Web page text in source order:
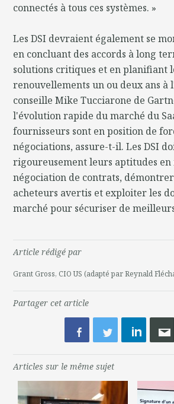
connectés à tous ces systèmes. »
Les DSI devraient également se
en concluant des accords à long
solutions critiques et en planifiant
renouvellements un ou deux ans à
conseille Mike Tucciarone de
l'évolution rapide du marché du
fournisseurs sont en position de
négociations, assure-t-il. Les DSI
rigoureusement leurs aptitudes en
négociation de contrats,
acheteurs avertis et exploiter les
marché pour sécuriser de
Article rédigé par
Grant Gross, CIO US (adapté par Reynald
Partager cet article
Articles sur le même sujet